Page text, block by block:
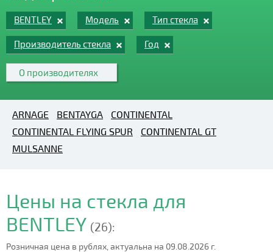
BENTLEY Модель Тип стекла
Производитель стекла Год
О производителях
ARNAGE BENTAYGA
CONTINENTAL
CONTINENTAL FLYING SPUR
CONTINENTAL GT
MULSANNE
Цены на стекла для
BENTLEY (26):
Розничная цена в рублях, актуальна на 09.08.2026 г.